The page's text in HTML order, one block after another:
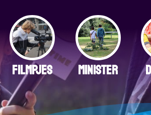
FILMPJES MINISTER